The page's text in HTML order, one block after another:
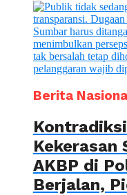
Berita
Kekerasan
AKBP di
Berjalan,